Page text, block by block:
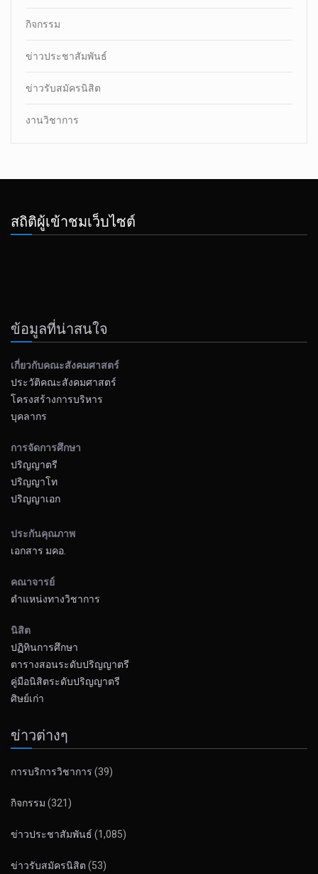
กิจกรรม
ข่าวประชาสัมพันธ์
ข่าวรับสมัครนิสิต
งานวิชาการ
สถิติผู้เข้าชมเว็บไซต์
ข้อมูลที่น่าสนใจ
เกี่ยวกับคณะสังคมศาสตร์
ประวัติคณะสังคมศาสตร์
โครงสร้างการบริหาร
บุคลากร
การจัดการศึกษา
ปริญญาตรี
ปริญญาโท
ปริญญาเอก
ประกันคุณภาพ
เอกสาร มคอ.
คณาจารย์
ตำแหน่งทางวิชาการ
นิสิต
ปฏิทินการศึกษา
ตารางสอนระดับปริญญาตรี
คู่มือนิสิตระดับปริญญาตรี
ศิษย์เก่า
ข่าวต่างๆ
การบริการวิชาการ (39)
กิจกรรม (321)
ข่าวประชาสัมพันธ์ (1,085)
ข่าวรับสมัครนิสิต (53)